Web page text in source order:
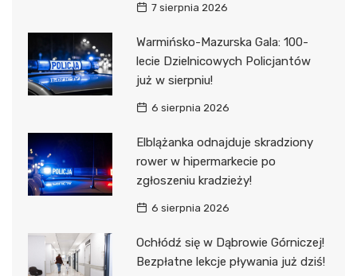
7 sierpnia 2026
Warmińsko-Mazurska Gala: 100-
lecie Dzielnicowych Policjantów
już w sierpniu!
6 sierpnia 2026
Elblążanka odnajduje skradziony
rower w hipermarkecie po
zgłoszeniu kradzieży!
6 sierpnia 2026
Ochłódź się w Dąbrowie Górniczej!
Bezpłatne lekcje pływania już dziś!